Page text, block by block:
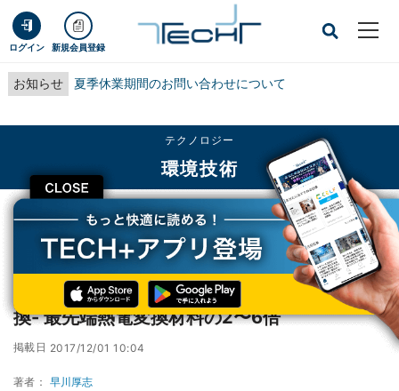
ログイン 新規会員登録
お知らせ 夏季休業期間のお問い合わせについて
CLOSE
テクノロジー
環境技術
TECH+ テクノロジー
環境技術
北大、青色LED材料を活かして熱を電気に変換- 最先端熱電変換材料の2〜6倍
北大、青色LED材料を活かして熱を電気に変
換- 最先端熱電変換材料の2〜6倍
掲載日 2017/12/01 10:04
著者： 早川厚志